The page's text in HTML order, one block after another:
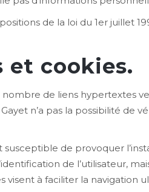
de la loi du 1er juillet
et cookies.
de liens hypertextes
n’a pas la possibilité de
de provoquer
de l’utilisateur,
visent à faciliter la